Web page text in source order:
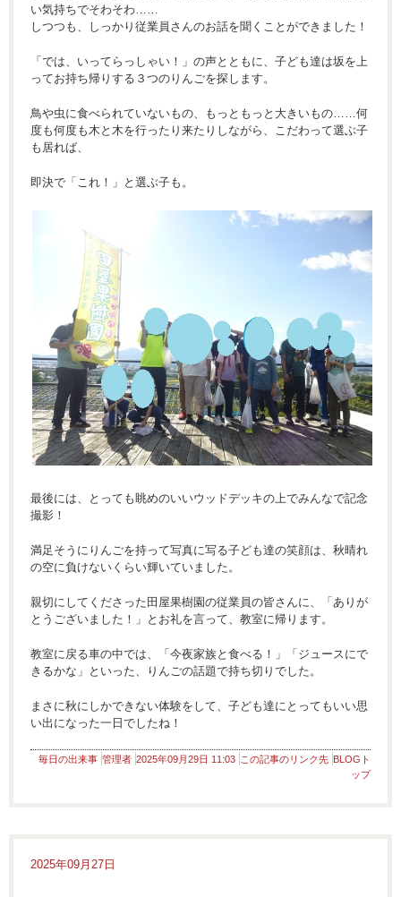
い気持ちでそわそわ……
しつつも、しっかり従業員さんのお話を聞くことができました！
「では、いってらっしゃい！」の声とともに、子ども達は坂を上
ってお持ち帰りする３つのりんごを探します。
鳥や虫に食べられていないもの、もっともっと大きいもの……何
度も何度も木と木を行ったり来たりしながら、こだわって選ぶ子
も居れば、
即決で「これ！」と選ぶ子も。
最後には、とっても眺めのいいウッドデッキの上でみんなで記念
撮影！
満足そうにりんごを持って写真に写る子ども達の笑顔は、秋晴れ
の空に負けないくらい輝いていました。
親切にしてくださった田屋果樹園の従業員の皆さんに、「ありが
とうございました！」とお礼を言って、教室に帰ります。
教室に戻る車の中では、「今夜家族と食べる！」「ジュースにで
きるかな」といった、りんごの話題で持ち切りでした。
まさに秋にしかできない体験をして、子ども達にとってもいい思
い出になった一日でしたね！
毎日の出来事 管理者 2025年09月29日 11:03 この記事のリンク先 BLOGト
ップ
2025年09月27日